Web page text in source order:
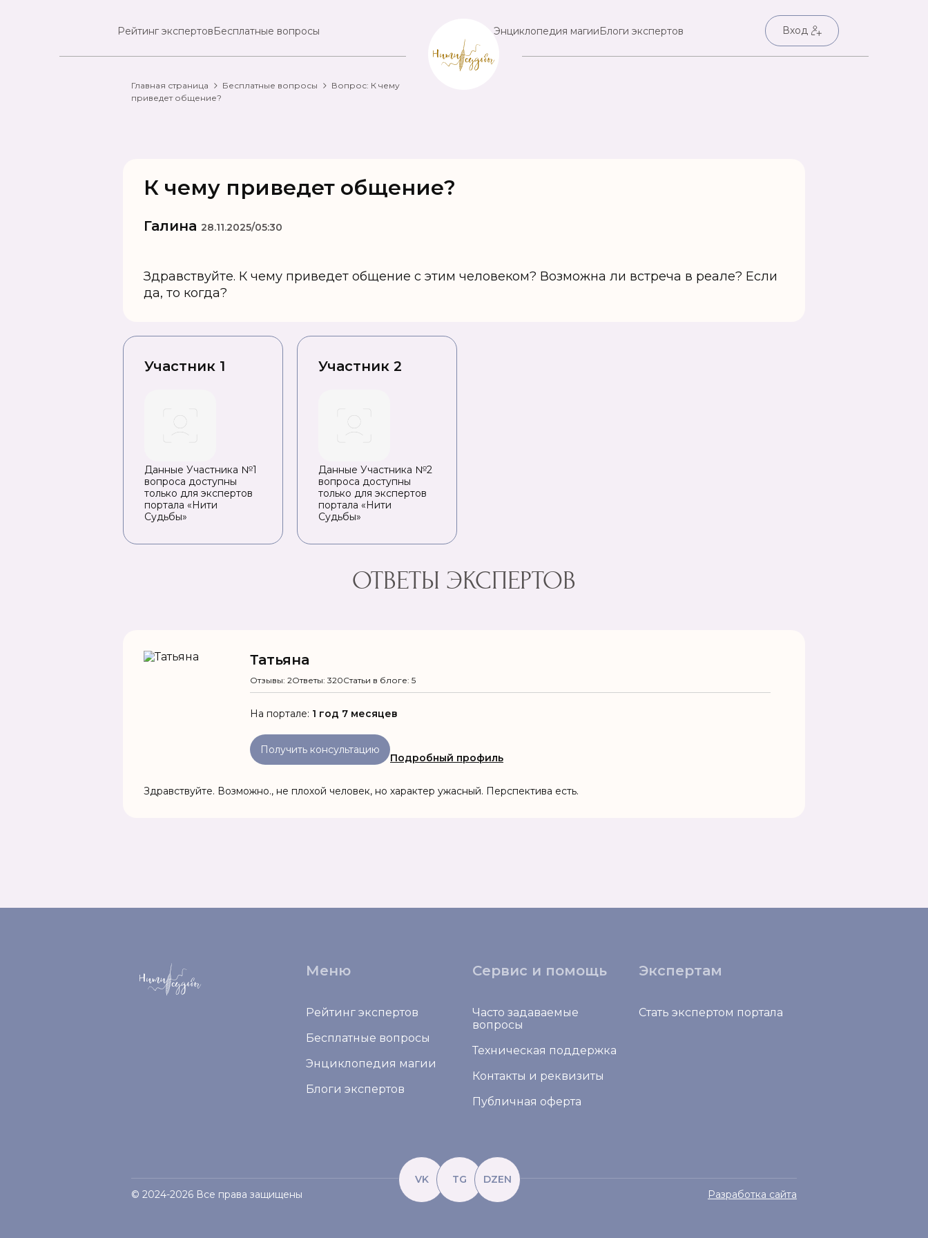
Рейтинг экспертовБесплатные вопросы Энциклопедия магииБлоги экспертов Вход
Главная страница Бесплатные вопросы
Вопрос: К чему
приведет общение?
К чему приведет общение?
Галина 28.11.2025/05:30
Здравствуйте. К чему приведет общение с этим человеком? Возможна ли встреча в реале? Если
да, то когда?
Участник 1
Данные Участника №1
вопроса доступны
только для экспертов
портала «Нити
Судьбы»
Участник 2
Данные Участника №2
вопроса доступны
только для экспертов
портала «Нити
Судьбы»
ОТВЕТЫ ЭКСПЕРТОВ
Татьяна
Отзывы: 2Ответы: 320Статьи в блоге: 5
На портале: 1 год 7 месяцев
Получить консультацию
Подробный профиль
Здравствуйте. Возможно., не плохой человек, но характер ужасный. Перспектива есть.
Меню
Рейтинг экспертов
Бесплатные вопросы
Энциклопедия магии
Блоги экспертов
Сервис и помощь
Часто задаваемые
вопросы
Техническая поддержка
Контакты и реквизиты
Публичная оферта
Экспертам
Стать экспертом портала
VK TG
DZEN
© 2024-2026 Все права защищены
Разработка сайта